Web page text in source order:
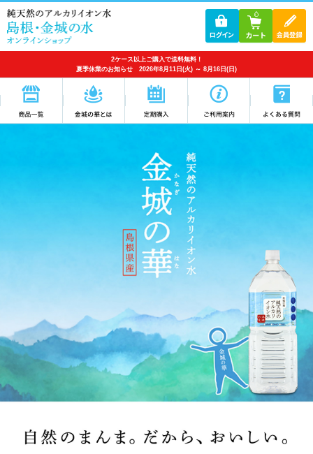
2ケース以上ご購入で送料無料！
夏季休業のお知らせ 2026年8月11日(火) ～ 8月16日(日)